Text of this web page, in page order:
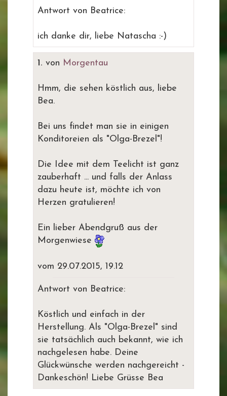
Antwort von Beatrice:
ich danke dir, liebe Natascha :-)
1. von Morgentau
Hmm, die sehen köstlich aus, liebe
Bea.
Bei uns findet man sie in einigen
Konditoreien als "Olga-Brezel"!
Die Idee mit dem Teelicht ist ganz
zauberhaft ... und falls der Anlass
dazu heute ist, möchte ich von
Herzen gratulieren!
Ein lieber Abendgruß aus der
Morgenwiese
vom 29.07.2015, 19.12
Antwort von Beatrice:
Köstlich und einfach in der
Herstellung. Als "Olga-Brezel" sind
sie tatsächlich auch bekannt, wie ich
nachgelesen habe. Deine
Glückwünsche werden nachgereicht -
Dankeschön! Liebe Grüsse Bea